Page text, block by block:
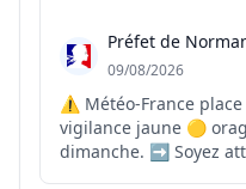
Préfet de
09/08/2026
⚠ Météo-France
vigilance jaune 🟡
dimanche. ➡ Soyez attentifs si vous pratiquez des